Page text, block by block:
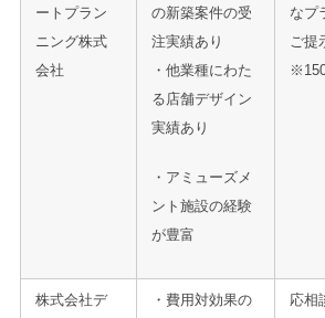
ートプラン
ニング株式
会社
の新築案件の受
注実績あり
・他業種にわた
る店舗デザイン
実績あり
・アミューズメ
ント施設の経験
が豊富
なプ
ご提
株式会社デ
・費用対効果の
応相